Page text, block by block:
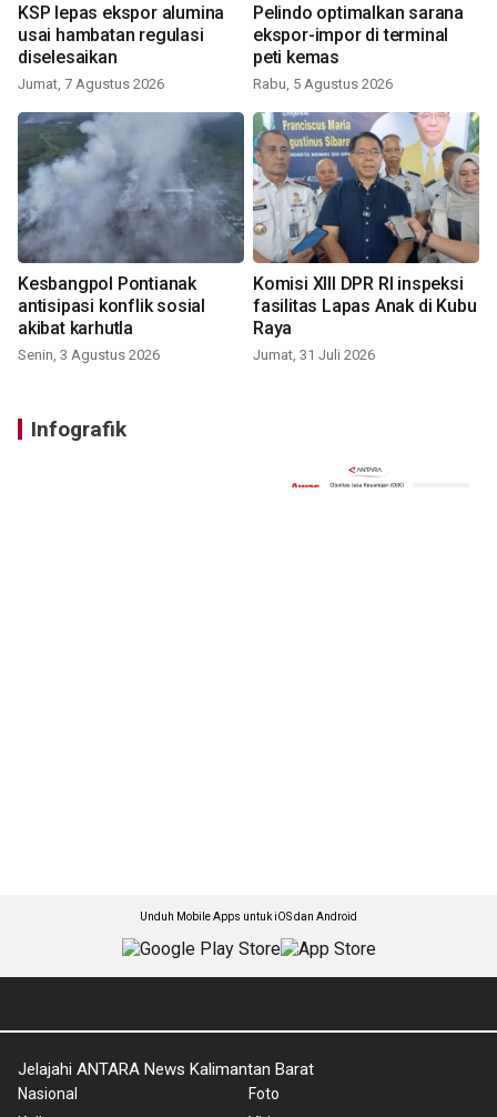
KSP lepas ekspor alumina
usai hambatan regulasi
diselesaikan
Jumat, 7 Agustus 2026
Pelindo optimalkan sarana
ekspor-impor di terminal
peti kemas
Rabu, 5 Agustus 2026
Kesbangpol Pontianak
antisipasi konflik sosial
akibat karhutla
Senin, 3 Agustus 2026
Komisi XIII DPR RI inspeksi
fasilitas Lapas Anak di Kubu
Raya
Jumat, 31 Juli 2026
Infografik
Unduh Mobile Apps untuk iOS dan Android
Jelajahi ANTARA News Kalimantan Barat
Nasional
Foto